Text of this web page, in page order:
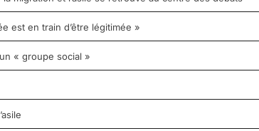
est en train d’être légitimée »
« groupe social »